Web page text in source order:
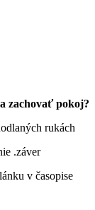
zachovať pokoj?
rukách
.záver
v časopise